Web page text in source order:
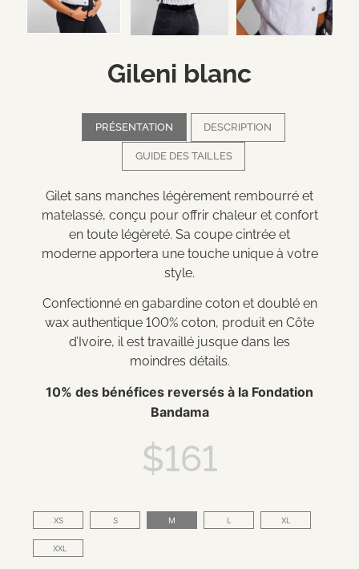
Gileni blanc
PRÉSENTATION DESCRIPTION
GUIDE DES TAILLES
Gilet sans manches légèrement rembourré et
matelassé, conçu pour offrir chaleur et confort
en toute légèreté. Sa coupe cintrée et
moderne apportera une touche unique à votre
style.
Confectionné en gabardine coton et doublé en
wax authentique 100% coton, produit en Côte
d’Ivoire, il est travaillé jusque dans les
moindres détails.
10% des bénéfices reversés à la Fondation
Bandama
$161
XS S M L XL
XXL